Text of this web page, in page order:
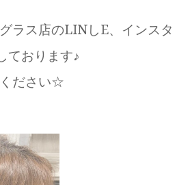
ラス店のLINしE、インスタ
ております♪
ださい☆